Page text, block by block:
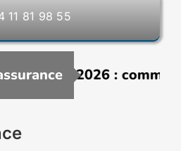
11 81 98 55
en 2026 : comment ça